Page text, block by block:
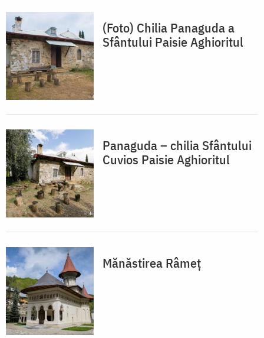
(Foto) Chilia Panaguda a
Sfântului Paisie Aghioritul
Panaguda – chilia Sfântului
Cuvios Paisie Aghioritul
Mănăstirea Râmeț